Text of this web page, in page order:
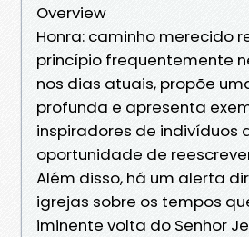
Overview
Honra: caminho merecido
princípio frequentemente
nos dias atuais, propõe
profunda e apresenta
inspiradores de indivíduos
oportunidade de
Além disso, há um alerta
igrejas sobre os tempos
iminente volta do Senhor